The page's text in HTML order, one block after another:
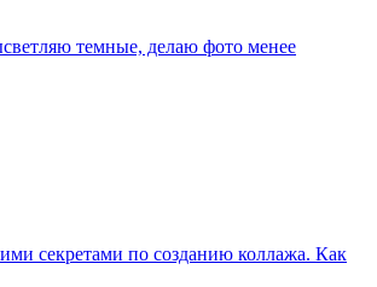
темные, делаю фото менее
секретами по созданию коллажа. Как